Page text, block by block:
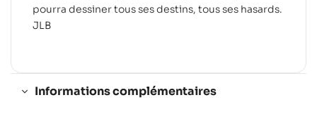
pourra dessiner tous ses destins, tous ses hasards.
JLB
Informations complémentaires